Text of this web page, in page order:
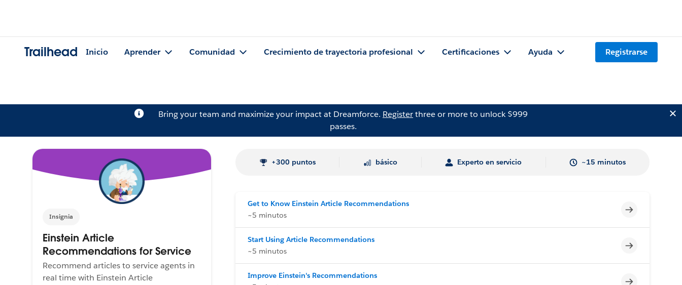
Trailhead Inicio Aprender Comunidad Crecimiento de trayectoria profesional Certificaciones Ayuda Registrarse
Bring your team and maximize your impact at Dreamforce. Registerthree or more to unlock $999
passes.
Insignia
Einstein Article
Recommendations for Service
Recommend articles to service agents in
real time with Einstein Article
+300 puntos básico Experto en servicio ~15 minutos
Get to Know Einstein Article Recommendations
~5 minutos
Incompleto
Start Using Article Recommendations
~5 minutos
Incompleto
Improve Einstein's Recommendations
Incompleto